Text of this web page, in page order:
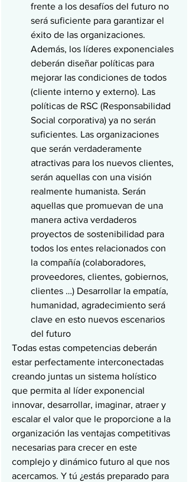
frente a los desafíos del futuro no
será suficiente para garantizar el
éxito de las organizaciones.
Además, los líderes exponenciales
deberán diseñar políticas para
mejorar las condiciones de todos
(cliente interno y externo). Las
políticas de RSC (Responsabilidad
Social corporativa) ya no serán
suficientes. Las organizaciones
que serán verdaderamente
atractivas para los nuevos clientes,
serán aquellas con una visión
realmente humanista. Serán
aquellas que promuevan de una
manera activa verdaderos
proyectos de sostenibilidad para
todos los entes relacionados con
la compañía (colaboradores,
proveedores, clientes, gobiernos,
clientes …) Desarrollar la empatía,
humanidad, agradecimiento será
clave en esto nuevos escenarios
del futuro
Todas estas competencias deberán
estar perfectamente interconectadas
creando juntas un sistema holístico
que permita al líder exponencial
innovar, desarrollar, imaginar, atraer y
escalar el valor que le proporcione a la
organización las ventajas competitivas
necesarias para crecer en este
complejo y dinámico futuro al que nos
acercamos. Y tú ¿estás preparado para